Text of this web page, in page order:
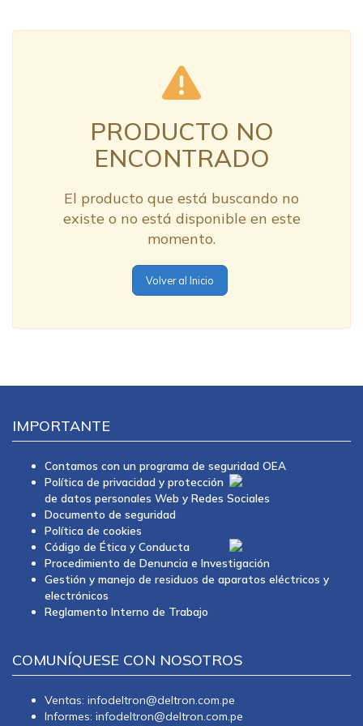
PRODUCTO NO
ENCONTRADO
El producto que está buscando no
existe o no está disponible en este
momento.
Volver al Inicio
IMPORTANTE
Contamos con un programa de seguridad OEA
Política de privacidad y protección
de datos personales Web y Redes Sociales
Documento de seguridad
Política de cookies
Código de Ética y Conducta
Procedimiento de Denuncia e Investigación
Gestión y manejo de residuos de aparatos eléctricos y
electrónicos
Reglamento Interno de Trabajo
COMUNÍQUESE CON NOSOTROS
Ventas: infodeltron@deltron.com.pe
Informes: infodeltron@deltron.com.pe